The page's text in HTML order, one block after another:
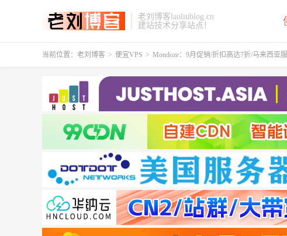
老刘博客laoliublog.cn
建站技术分享站点！
当前位置： 老刘博客 > 便宜VPS > Mondoze：9月促销/折扣高达7折/马来西亚